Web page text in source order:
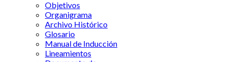
Objetivos
Organigrama
Archivo Histórico
Glosario
Manual de Inducción
Lineamientos